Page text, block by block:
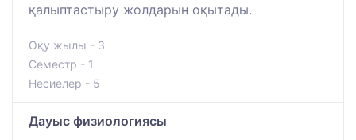
қалыптастыру жолдарын оқытады.
Оқу жылы - 3
Семестр - 1
Несиелер - 5
Дауыс физиологиясы